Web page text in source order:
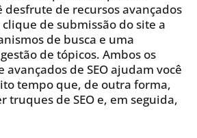
de recursos avançados
clique de submissão do site a
de busca e uma
de tópicos. Ambos os
avançados de SEO ajudam você
tempo que, de outra forma,
truques de SEO e, em seguida,